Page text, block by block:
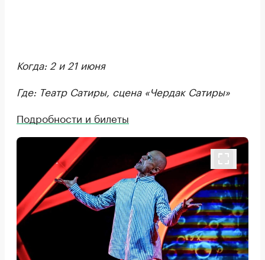
Когда: 2 и 21 июня
Где: Театр Сатиры, сцена «Чердак Сатиры»
Подробности и билеты